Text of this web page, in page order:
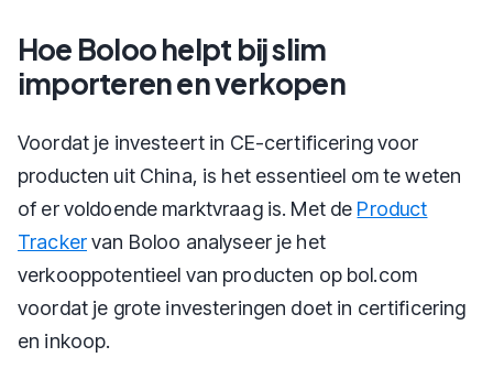
Hoe Boloo helpt bij slim
importeren en verkopen
Voordat je investeert in CE-certificering voor
producten uit China, is het essentieel om te weten
of er voldoende marktvraag is. Met de Product
Trackervan Boloo analyseer je het
verkooppotentieel van producten op bol.com
voordat je grote investeringen doet in certificering
en inkoop.